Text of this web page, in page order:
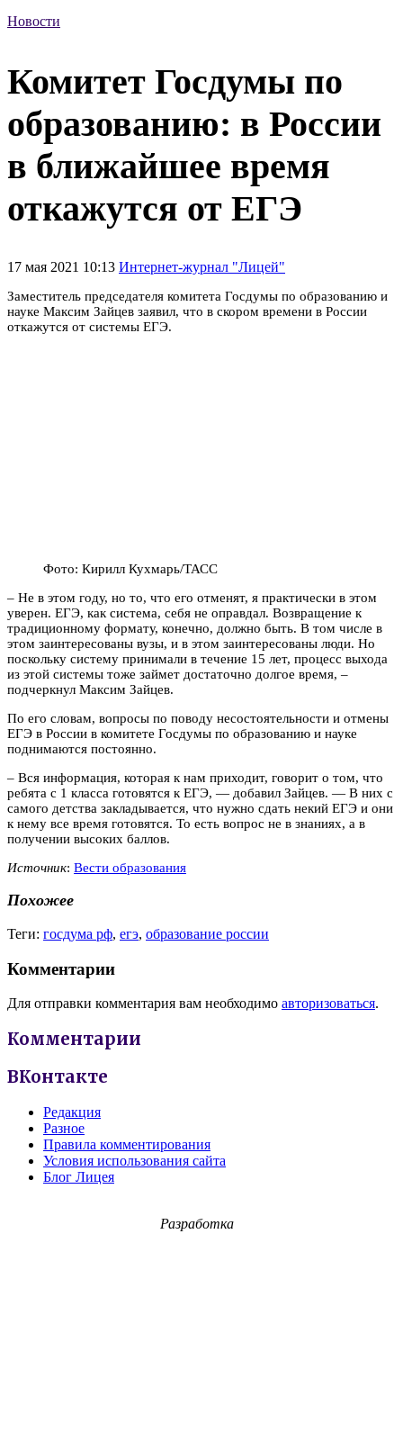
Новости
Комитет Госдумы по
образованию: в России
в ближайшее время
откажутся от ЕГЭ
17 мая 2021 10:13 Интернет-журнал "Лицей"
Заместитель председателя комитета Госдумы по образованию и
науке Максим Зайцев заявил, что в скором времени в России
откажутся от системы ЕГЭ.
Фото: Кирилл Кухмарь/ТАСС
– Не в этом году, но то, что его отменят, я практически в этом
уверен. ЕГЭ, как система, себя не оправдал. Возвращение к
традиционному формату, конечно, должно быть. В том числе в
этом заинтересованы вузы, и в этом заинтересованы люди. Но
поскольку систему принимали в течение 15 лет, процесс выхода
из этой системы тоже займет достаточно долгое время, –
подчеркнул Максим Зайцев.
По его словам, вопросы по поводу несостоятельности и отмены
ЕГЭ в России в комитете Госдумы по образованию и науке
поднимаются постоянно.
– Вся информация, которая к нам приходит, говорит о том, что
ребята с 1 класса готовятся к ЕГЭ, — добавил Зайцев. — В них с
самого детства закладывается, что нужно сдать некий ЕГЭ и они
к нему все время готовятся. То есть вопрос не в знаниях, а в
получении высоких баллов.
Источник: Вести образования
Похожее
Теги: госдума рф, егэ, образование россии
Комментарии
Для отправки комментария вам необходимо авторизоваться.
Комментарии
ВКонтакте
Редакция
Разное
Правила комментирования
Условия использования сайта
Блог Лицея
Разработка